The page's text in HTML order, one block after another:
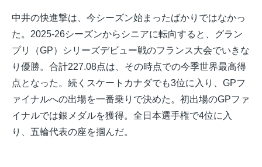
中井の快進撃は、今シーズン始まったばかりではなかっ
た。2025-26シーズンからシニアに転向すると、グラン
プリ（GP）シリーズデビュー戦のフランス大会でいきな
り優勝。合計227.08点は、その時点での今季世界最高得
点となった。続くスケートカナダでも3位に入り、GPフ
ァイナルへの出場を一番乗りで決めた。初出場のGPファ
イナルでは銀メダルを獲得。全日本選手権で4位に入
り、五輪代表の座を掴んだ。